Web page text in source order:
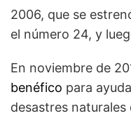
2006, que se
el número 24, y
En noviembre de
benéfico para
desastres